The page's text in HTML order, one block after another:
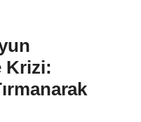
Krizi: